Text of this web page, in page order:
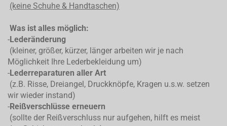
(keine Schuhe & Handtaschen)
Was ist alles möglich:
-Lederänderung
(kleiner, größer, kürzer, länger arbeiten wir je nach
Möglichkeit Ihre Lederbekleidung um)
-Lederreparaturen aller Art
(z.B. Risse, Dreiangel, Druckknöpfe, Kragen u.s.w. setzen
wir wieder instand)
-Reißverschlüsse erneuern
(sollte der Reißverschluss nur aufgehen, hilft es meist